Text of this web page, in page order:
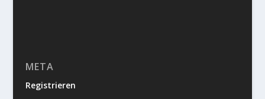
META
Registrieren